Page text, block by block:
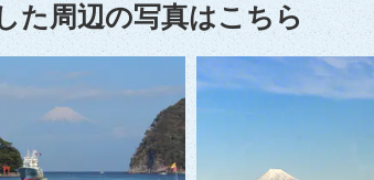
た周辺の写真はこちら